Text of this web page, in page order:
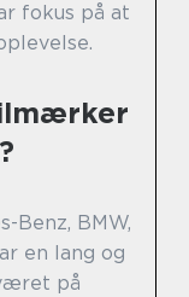
fokus på at
Benz, BMW,
en lang og
på